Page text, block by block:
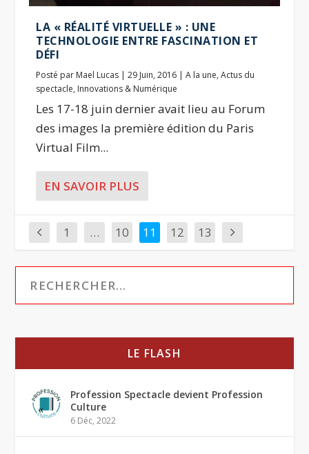
LA « RÉALITÉ VIRTUELLE » : UNE
TECHNOLOGIE ENTRE FASCINATION ET
DÉFI
Posté par Mael Lucas |29 Juin, 2016 |A la une,Actus du
spectacle, Innovations & Numérique
Les 17-18 juin dernier avait lieu au Forum
des images la première édition du Paris
Virtual Film...
EN SAVOIR PLUS
1 … 10 11 12 13
LE FLASH
Profession Spectacle devient Profession
Culture
6 Déc, 2022